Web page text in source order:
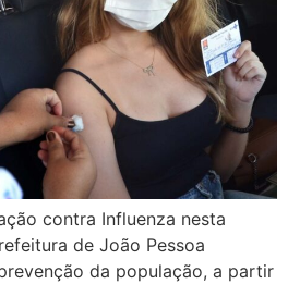
contra Influenza nesta
de João Pessoa
da população, a partir